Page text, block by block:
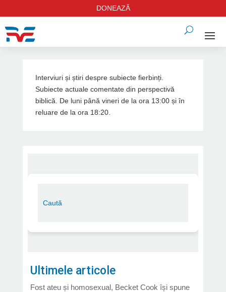
DONEAZĂ
Interviuri și știri despre subiecte fierbinți.
Subiecte actuale comentate din perspectivă
biblică. De luni până vineri de la ora 13:00 și în
reluare de la ora 18:20.
Ultimele articole
Fost ateu și homosexual, Becket Cook își spune